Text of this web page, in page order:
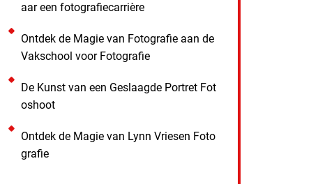
aar een fotografiecarrière
Ontdek de Magie van Fotografie aan de
Vakschool voor Fotografie
De Kunst van een Geslaagde Portret Fot
oshoot
Ontdek de Magie van Lynn Vriesen Foto
grafie